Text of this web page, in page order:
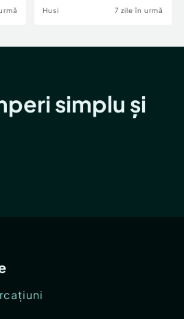
Husi 7 zile în urmă
simplu și